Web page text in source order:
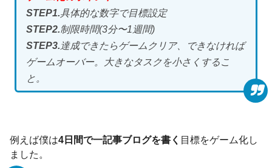
STEP1.具体的な数字で目標設定
STEP2.制限時間(3分〜1週間)
STEP3.達成できたらゲームクリア、できなければ
ゲームオーバー。大きなタスクを小さくするこ
と。
例えば僕は4日間で一記事ブログを書く 目標をゲーム化し
ました。